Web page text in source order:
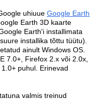
uhiuue Google Earth
Earth 3D kaarte
Earth'i installimata
installika tõttu tüütu).
ainult Windows OS.
7.0+, Firefox 2.x või 2.0x,
puhul. Erinevad
valmis treinud